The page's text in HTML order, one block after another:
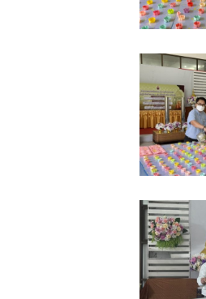
S__13729818
S__14082231